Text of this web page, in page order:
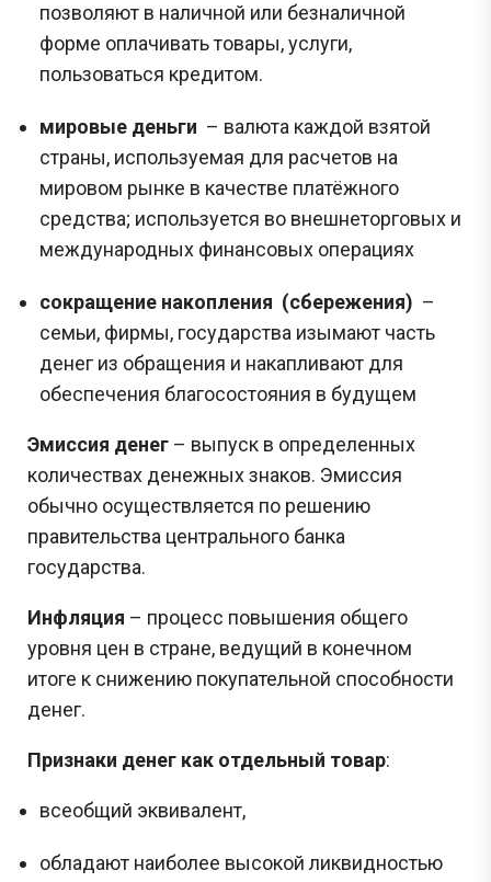
позволяют в наличной или безналичной
форме оплачивать товары, услуги,
пользоваться кредитом.
мировые деньги – валюта каждой взятой
страны, используемая для расчетов на
мировом рынке в качестве платёжного
средства; используется во внешнеторговых и
международных финансовых операциях
сокращение накопления (сбережения) –
семьи, фирмы, государства изымают часть
денег из обращения и накапливают для
обеспечения благосостояния в будущем
Эмиссия денег – выпуск в определенных
количествах денежных знаков. Эмиссия
обычно осуществляется по решению
правительства центрального банка
государства.
Инфляция – процесс повышения общего
уровня цен в стране, ведущий в конечном
итоге к снижению покупательной способности
денег.
Признаки денег как отдельный товар:
всеобщий эквивалент,
обладают наиболее высокой ликвидностью